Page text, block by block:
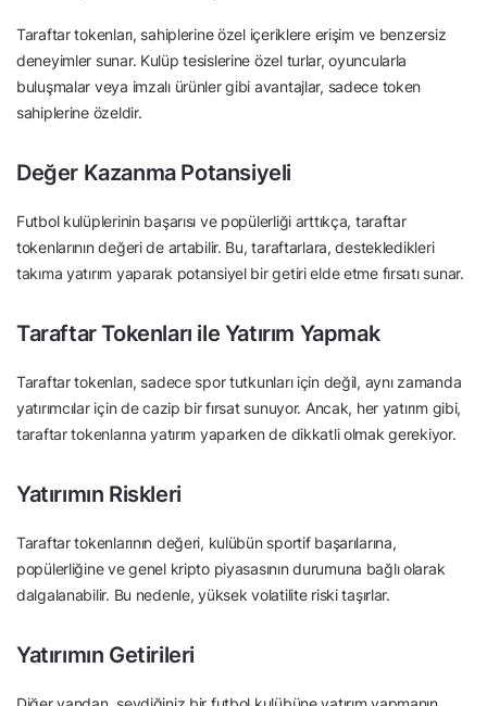
Taraftar tokenları, sahiplerine özel içeriklere erişim ve benzersiz
deneyimler sunar. Kulüp tesislerine özel turlar, oyuncularla
buluşmalar veya imzalı ürünler gibi avantajlar, sadece token
sahiplerine özeldir.
Değer Kazanma Potansiyeli
Futbol kulüplerinin başarısı ve popülerliği arttıkça, taraftar
tokenlarının değeri de artabilir. Bu, taraftarlara, destekledikleri
takıma yatırım yaparak potansiyel bir getiri elde etme fırsatı sunar.
Taraftar Tokenları ile Yatırım Yapmak
Taraftar tokenları, sadece spor tutkunları için değil, aynı zamanda
yatırımcılar için de cazip bir fırsat sunuyor. Ancak, her yatırım gibi,
taraftar tokenlarına yatırım yaparken de dikkatli olmak gerekiyor.
Yatırımın Riskleri
Taraftar tokenlarının değeri, kulübün sportif başarılarına,
popülerliğine ve genel kripto piyasasının durumuna bağlı olarak
dalgalanabilir. Bu nedenle, yüksek volatilite riski taşırlar.
Yatırımın Getirileri